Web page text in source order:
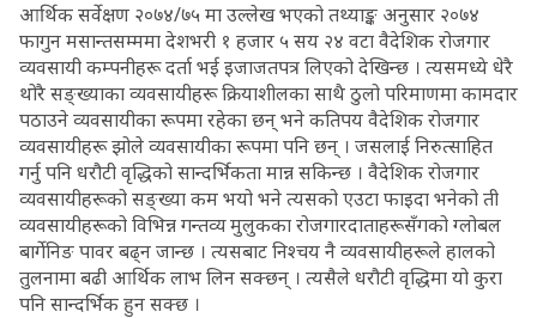
आर्थिक सर्वेक्षण २०७४/७५ मा उल्लेख भएको तथ्याङ्क अनुसार २०७४
फागुन मसान्तसम्ममा देशभरी १ हजार ५ सय २४ वटा वैदेशिक रोजगार
व्यवसायी कम्पनीहरू दर्ता भई इजाजतपत्र लिएको देखिन्छ । त्यसमध्ये धेरै
थोरै सङ्ख्याका व्यवसायीहरू क्रियाशीलका साथै ठुलो परिमाणमा कामदार
पठाउने व्यवसायीका रूपमा रहेका छन् भने कतिपय वैदेशिक रोजगार
व्यवसायीहरू झोले व्यवसायीका रूपमा पनि छन् । जसलाई निरुत्साहित
गर्नु पनि धरौटी वृद्धिको सान्दर्भिकता मान्न सकिन्छ । वैदेशिक रोजगार
व्यवसायीहरूको सङ्ख्या कम भयो भने त्यसको एउटा फाइदा भनेको ती
व्यवसायीहरूको विभिन्न गन्तव्य मुलुकका रोजगारदाताहरूसँगको ग्लोबल
बार्गेनिङ पावर बढ्न जान्छ । त्यसबाट निश्चय नै व्यवसायीहरूले हालको
तुलनामा बढी आर्थिक लाभ लिन सक्छन् । त्यसैले धरौटी वृद्धिमा यो कुरा
पनि सान्दर्भिक हुन सक्छ ।